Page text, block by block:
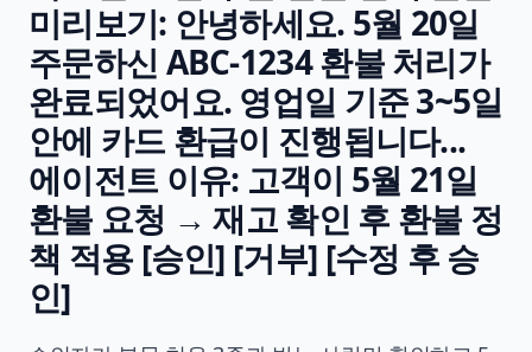
미리보기: 안녕하세요. 5월 20일
주문하신 ABC-1234 환불 처리가
완료되었어요. 영업일 기준 3~5일
안에 카드 환급이 진행됩니다...
에이전트 이유: 고객이 5월 21일
환불 요청 → 재고 확인 후 환불 정
책 적용 [승인] [거부] [수정 후 승
인]